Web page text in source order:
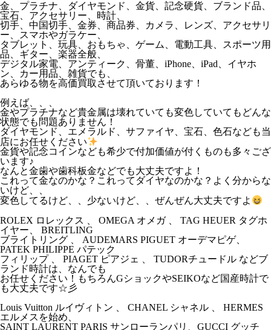
金、プラチナ、ダイヤモンド、金貨、記念硬貨、ブランド品、
宝石、アクセサリー、時計、
切手、中国切手、金券、商品券、カメラ、レンズ、アクセサリ
ー、スマホやガラケー、
タブレット、玩具、おもちゃ、ゲーム、電動工具、スポーツ用
品、ギター、楽器全般、
デジタル家電、アンティーク、骨董、iPhone、iPad、イヤホ
ン、カー用品、雑貨でも、
あらゆる物を高価買取させて頂いております！
例えば、、、
金やプラチナなど貴金属は壊れていても変色していてもどんな
状態でも問題ありません！
ダイヤモンド、エメラルド、サファイヤ、宝石、色石なども当
店にお任せください
金貨や記念コインなども希少で付加価値が付くものも多々ござ
います♪
なんと金歯や歯科板金などでも大丈夫ですよ！
これって金なのかな？これってダイヤなのかな？よく分からな
いけど、、
変色してるけど、、少ないけど、、ぜんぜん大丈夫ですよ
ROLEX ロレックス 、 OMEGA オメガ 、 TAG HEUER タグホ
イヤー、 BREITLING
ブライトリング 、 AUDEMARS PIGUET オーデマピゲ、
PATEK PHILIPPE パテック
フィリップ 、 PIAGET ピアジェ 、 TUDORチュードル などブ
ランド時計は、なんでも
お任せください！もちろんGショックやSEIKOなど国産時計で
も大丈夫です☆彡
Louis Vuitton ルイヴィトン 、 CHANEL シャネル 、 HERMES
エルメスを始め、
SAINT LAURENT PARIS サンローランパリ、GUCCI グッチ